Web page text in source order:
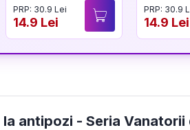
PRP: 30.9 Lei
14.9 Lei
PRP: 30.9
14.9 Lei
antipozi - Seria Vanatorii